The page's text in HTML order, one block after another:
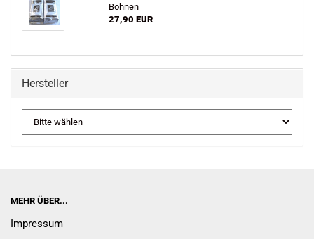
Bohnen
27,90 EUR
Hersteller
MEHR ÜBER...
Impressum